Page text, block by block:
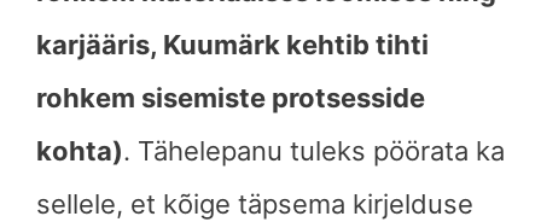
karjääris, Kuumärk kehtib tihti
rohkem sisemiste protsesside
kohta). Tähelepanu tuleks pöörata ka
sellele, et kõige täpsema kirjelduse